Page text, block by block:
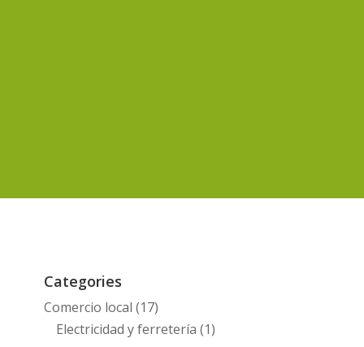
Categories
Comercio local (17)
Electricidad y ferretería (1)